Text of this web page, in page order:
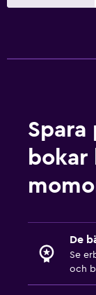
Handikappvänligt
Toalett med
Övre våningar
Utomhus
Utomhusmöbler
Privat strand
Trädgård
Spara
bokar
De
Se
och